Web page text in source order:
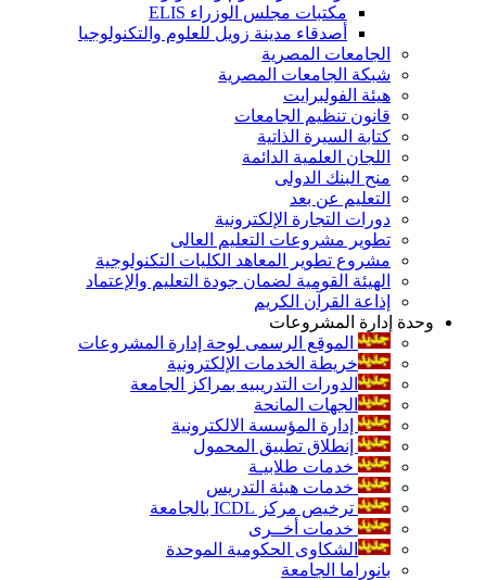
مكتبات مجلس الوزراء ELIS
أصدقاء مدينة زويل للعلوم والتكنولوجيا
الجامعات المصرية
شبكة الجامعات المصرية
هيئة الفولبرايت
قانون تنظيم الجامعات
كتابة السيرة الذاتية
اللجان العلمية الدائمة
منح البنك الدولى
التعليم عن بعد
دورات التجارة الإلكترونية
تطوير مشروعات التعليم العالى
مشروع تطوير المعاهد الكليات التكنولوجية
الهيئة القومية لضمان جودة التعليم والإعتماد
إذاعة القرآن الكريم
وحدة إدارة المشروعات
الموقع الرسمى لوحة إدارة المشروعات
خريطة الخدمات الإلكترونية
الدورات التدريبيه بمراكز الجامعة
الجهات المانحة
إدارة المؤسسة الالكترونية
إنطلاق تطبيق المحمول
خدمات طلابيـة
خدمات هيئة التدريس
ترخيص مركز ICDL بالجامعة
خدمات أخــرى
الشكاوى الحكومية الموحدة
بانوراما الجامعة